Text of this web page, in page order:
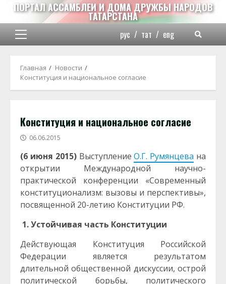
Перейти
содержимому
ПОРТАЛ АССАМБЛЕИ И ДОМА ДРУЖБЫ НАРОДОВ
ТАТАРСТАНА
Основное
рус / тат / eng
Главная
Новости
Конституция и национальное согласие
Конституция и национальное согласие
06.06.2015
(6 июня 2015)ВыступлениеО.Г. Румянцева на
открытии Международной научно-
практической конференции «Современный
конституционализм: вызовы и перспективы»,
посвященной 20-летию Конституции РФ.
1. Устойчивая часть Конституции
Действующая Конституция Российской
Федерации является результатом
длительной общественной дискуссии, острой
политической борьбы, политического